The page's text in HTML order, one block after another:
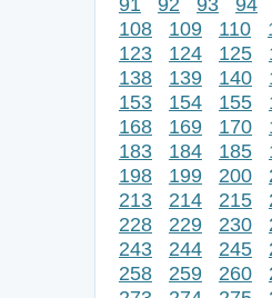
108
109 110
123
124 125
138
139 140
153
154 155
168
169 170
183
184 185
198
199 200
213
214 215
228
229 230
243
244 245
258
259 260